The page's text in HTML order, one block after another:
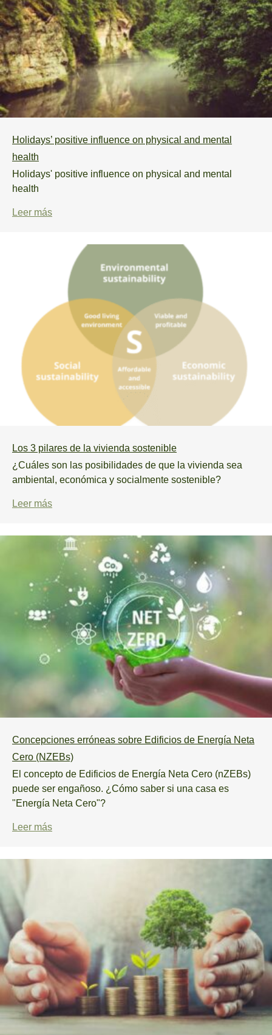
Holidays’ positive influence on physical and mental
health
Holidays' positive influence on physical and mental
health
Leer más
Los 3 pilares de la vivienda sostenible
¿Cuáles son las posibilidades de que la vivienda sea
ambiental, económica y socialmente sostenible?
Leer más
Concepciones erróneas sobre Edificios de Energía Neta
Cero (NZEBs)
El concepto de Edificios de Energía Neta Cero (nZEBs)
puede ser engañoso. ¿Cómo saber si una casa es
"Energía Neta Cero"?
Leer más